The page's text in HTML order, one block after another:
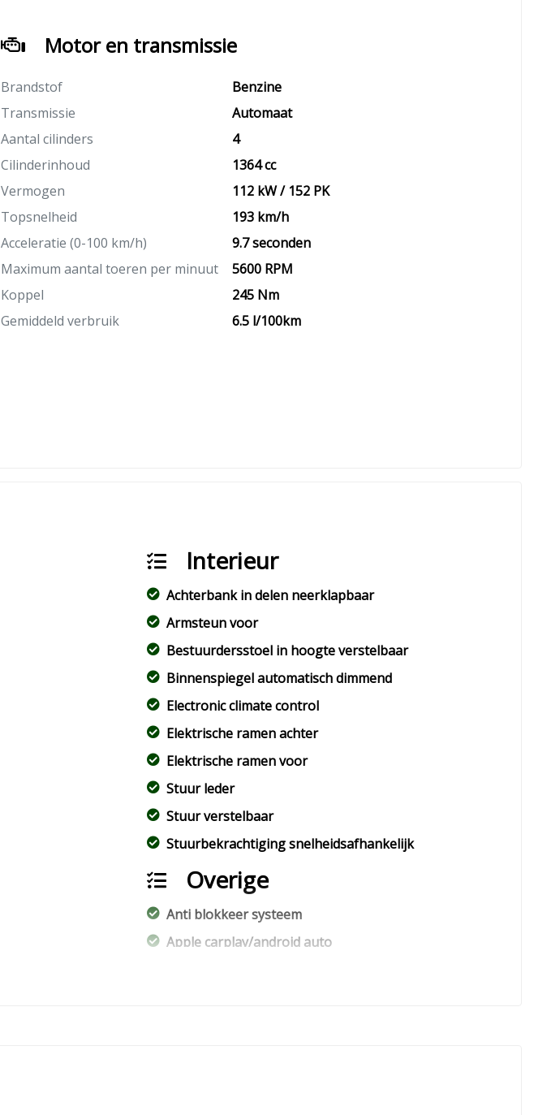
Motor en transmissie
Brandstof
Benzine
Transmissie
Automaat
Aantal cilinders
4
Cilinderinhoud
1364 cc
Vermogen
112 kW / 152 PK
Topsnelheid
193 km/h
Acceleratie (0-100 km/h)
9.7 seconden
Maximum aantal toeren per minuut
5600 RPM
Koppel
245 Nm
Gemiddeld verbruik
6.5 l/100km
Interieur
Achterbank in delen neerklapbaar
Armsteun voor
Bestuurdersstoel in hoogte verstelbaar
Binnenspiegel automatisch dimmend
Electronic climate control
Elektrische ramen achter
Elektrische ramen voor
Stuur leder
Stuur verstelbaar
Stuurbekrachtiging snelheidsafhankelijk
Overige
Anti blokkeer systeem
Apple carplay/android auto